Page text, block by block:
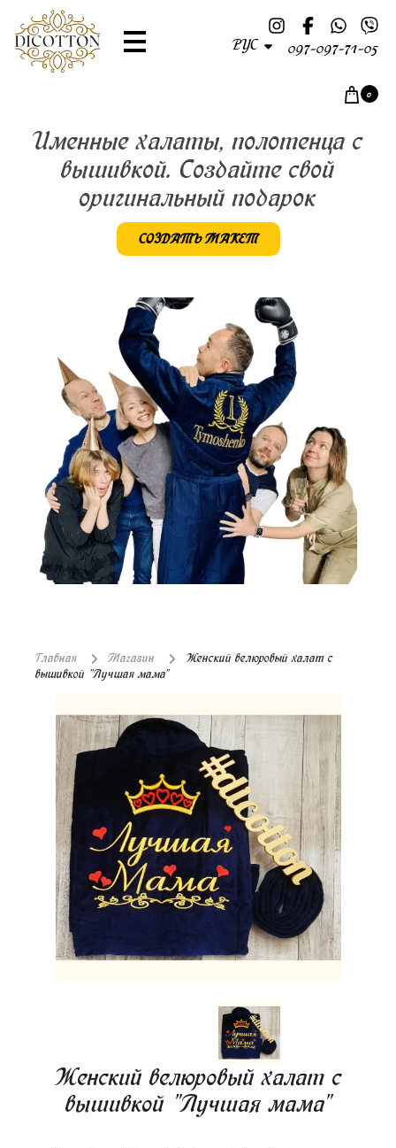
097-097-71-05
0
РУС
Именные халаты, полотенца с
вышивкой. Создайте свой
оригинальныйподарок
СОЗДАТЬ МАКЕТ
Главная Магазин
Женский велюровый халат с
вышивкой "Лучшая мама"
Женский велюровый халат с
вышивкой "Лучшая мама"